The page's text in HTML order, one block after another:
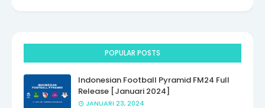
POPULAR POSTS
Indonesian Football Pyramid FM24 Full
Release [Januari 2024]
JANUARI 23, 2024